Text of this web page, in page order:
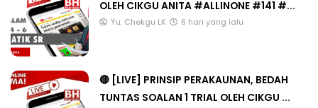
OLEH CIKGU ANITA #ALLINONE #141 #...
Yu. Chekgu LK 6 hari yang lalu
🔴 [LIVE] PRINSIP PERAKAUNAN, BEDAH
TUNTAS SOALAN 1 TRIAL OLEH CIKGU ...